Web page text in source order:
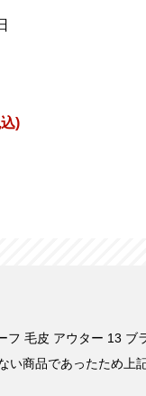
)
フ 毛皮 アウター 13 ブ
い商品であったため上